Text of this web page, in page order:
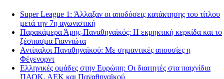
Super League 1: Άλλαξαν οι αποδόσεις κατάκτησης του τίτλου
μετά την 7η αγωνιστική
Παρακάμερα Άρης-Παναθηναϊκός: Η εκρηκτική κερκίδα και το
ξέσπασμα Γιαννιώτα
Αντίπαλοι Παναθηναϊκού: Με σημαντικές απουσίες η
Φέγενορντ
Ελληνικές ομάδες στην Ευρώπη: Οι διαιτητές στα παιχνίδια
ΠΑΟΚ, ΑΕΚ και Παναθηναϊκού